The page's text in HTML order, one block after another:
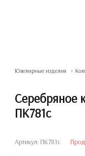
Ювелирные изделия
Серебряное
ПК781с
Артикул: ПК781с